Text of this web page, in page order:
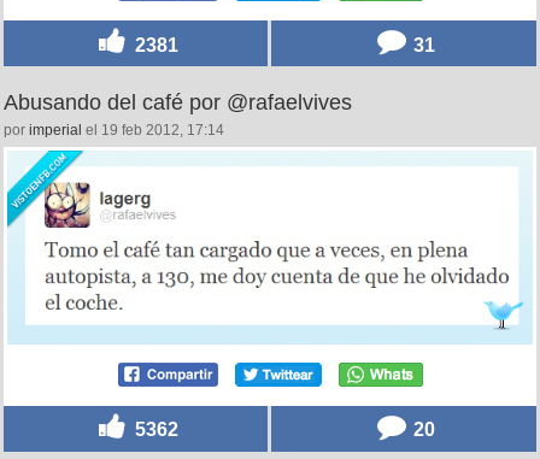
2381 31
Abusando del café por @rafaelvives
por imperial el 19 feb 2012, 17:14
5362 20